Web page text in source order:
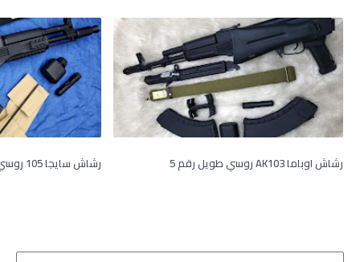
رشاش اوباما AK103 روسي طويل رقم 5 رشاش سايجا 105 روسي قصير عيار جفري 5.45x49